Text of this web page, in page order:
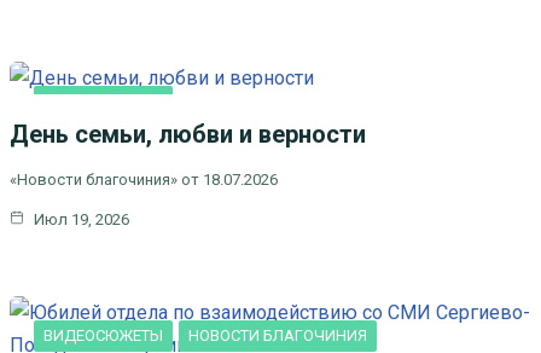
НОВОСТИ БЛАГОЧИНИЯ
НОВОСТИ КЛИНСКОГО
День семьи, любви и верности
«Новости благочиния» от 18.07.2026
Июл 19, 2026
ВИДЕОСЮЖЕТЫ НОВОСТИ БЛАГОЧИНИЯ